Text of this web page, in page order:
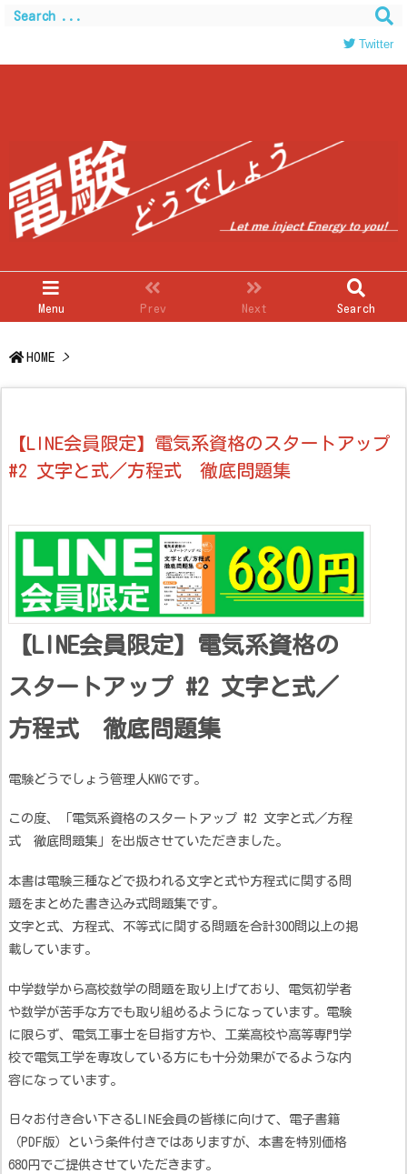
Warning: Trying to access array offset on value of type
/home/c0403866/public_html/kwglab.com/wp-
on line120
Menu Prev Next Search
Twitter
HOME >
【LINE会員限定】電気系資格のスタートアップ
#2 文字と式／方程式 徹底問題集
【LINE会員限定】電気系資格の
スタートアップ #2 文字と式／
方程式 徹底問題集
電験どうでしょう管理人KWGです。
この度、「電気系資格のスタートアップ #2 文字と式／方程
式 徹底問題集」を出版させていただきました。
本書は電験三種などで扱われる文字と式や方程式に関する問
題をまとめた書き込み式問題集です。
文字と式、方程式、不等式に関する問題を合計300問以上の掲
載しています。
中学数学から高校数学の問題を取り上げており、電気初学者
や数学が苦手な方でも取り組めるようになっています。電験
に限らず、電気工事士を目指す方や、工業高校や高等専門学
校で電気工学を専攻している方にも十分効果がでるような内
容になっています。
日々お付き合い下さるLINE会員の皆様に向けて、電子書籍
（PDF版）という条件付きではありますが、本書を特別価格
680円でご提供させていただきます。